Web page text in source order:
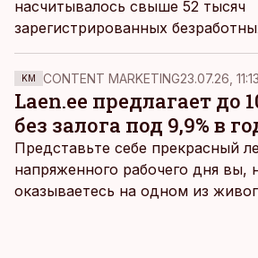
насчитывалось свыше 52 тысяч
зарегистрированных
трудоспособного населения
высокий уровень безработицы –
Вирумаа.
KM CONTENT MARKETING23.07.26, 11:13
Laen.ee предлагает до
без залога под 9,9% в
Представьте себе прекрасный
напряженного рабочего дня вы,
оказываетесь на одном из